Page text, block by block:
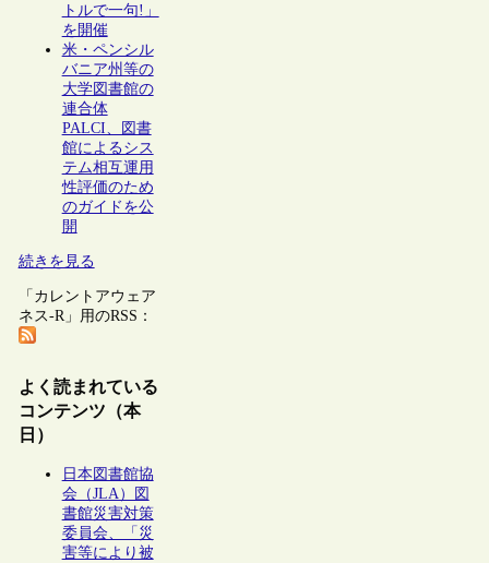
トルで一句!」
を開催
米・ペンシル
バニア州等の
大学図書館の
連合体
PALCI、図書
館によるシス
テム相互運用
性評価のため
のガイドを公
開
続きを見る
「カレントアウェア
ネス-R」用のRSS：
よく読まれている
コンテンツ（本
日）
日本図書館協
会（JLA）図
書館災害対策
委員会、「災
害等により被